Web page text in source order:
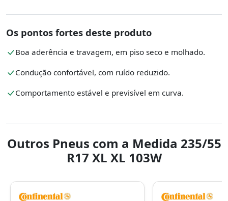
Os pontos fortes deste produto
Boa aderência e travagem, em piso seco e molhado.
Condução confortável, com ruído reduzido.
Comportamento estável e previsível em curva.
Outros Pneus com a Medida 235/55
R17 XL XL 103W